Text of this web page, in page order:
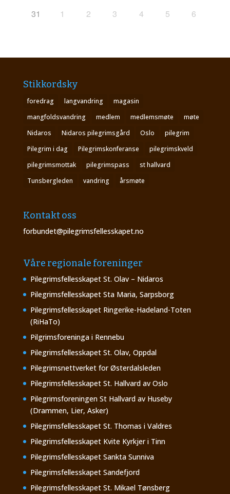
31 1 2 3 4 5 6
Stikkordsky
foredrag langvandring
magasin
mangfoldsvandring
medlem medlemsmøte
møte
Nidaros
Nidaros pilegrimsgård Oslo
pilegrim
Pilegrim i dag
Pilegrimskonferanse
pilegrimskveld
pilegrimsmottak
pilegrimspass
st hallvard
Tunsbergleden
vandring årsmøte
Kontakt oss
forbundet@pilegrimsfellesskapet.no
Våre regionale foreninger
Pilegrimsfellesskapet St. Olav – Nidaros
Pilegrimsfellesskapet Sta Maria, Sarpsborg
Pilegrimsfellesskapet Ringerike-Hadeland-Toten
(RiHaTo)
Pilgrimsforeninga i Rennebu
Pilegrimsfellesskapet St. Olav, Oppdal
Pilegrimsnettverket for Østerdalsleden
Pilegrimsfellesskapet St. Hallvard av Oslo
Pilegrimsforeningen St Hallvard av Huseby
(Drammen, Lier, Asker)
Pilegrimsfellesskapet St. Thomas i Valdres
Pilegrimsfellesskapet Kvite Kyrkjer i Tinn
Pilegrimsfellesskapet Sankta Sunniva
Pilegrimsfellesskapet Sandefjord
Pilegrimsfellesskapet St. Mikael Tønsberg